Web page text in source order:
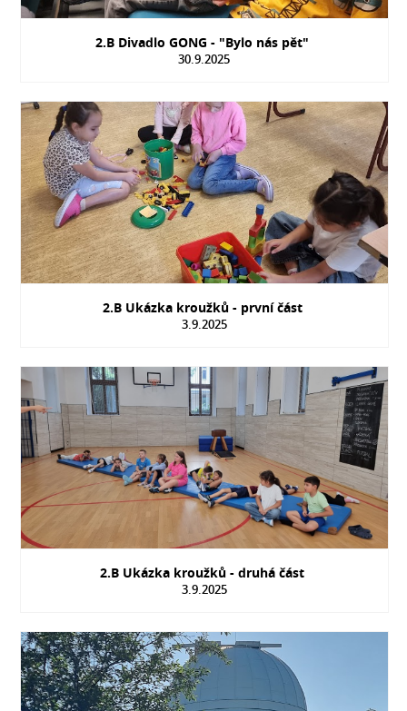
2.B Divadlo GONG - "Bylo nás pět"
30.9.2025
2.B Ukázka kroužků - první část
3.9.2025
2.B Ukázka kroužků - druhá část
3.9.2025